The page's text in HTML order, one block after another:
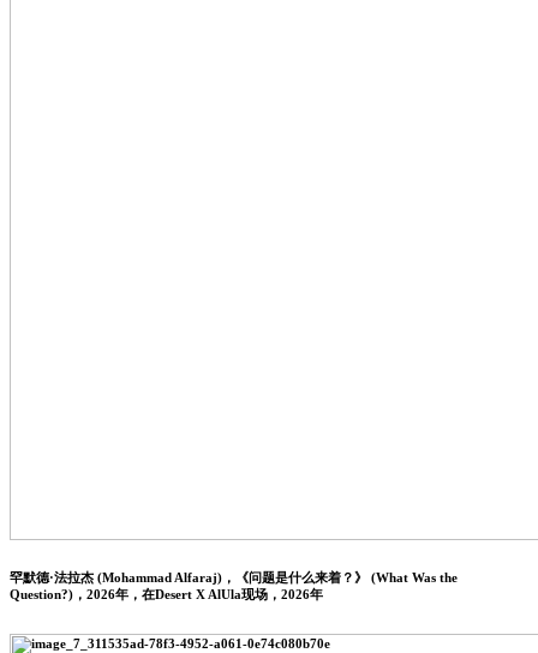
罕默德·法拉杰 (Mohammad Alfaraj)，《问题是什么来着？》 (What Was the
Question?)，2026年，在Desert X AlUla现场，2026年